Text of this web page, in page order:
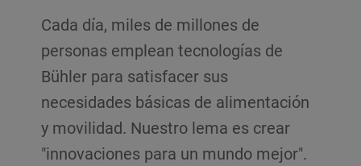
Cada día, miles de millones de
personas emplean tecnologías de
Bühler para satisfacer sus
necesidades básicas de alimentación
y movilidad. Nuestro lema es crear
"innovaciones para un mundo mejor".